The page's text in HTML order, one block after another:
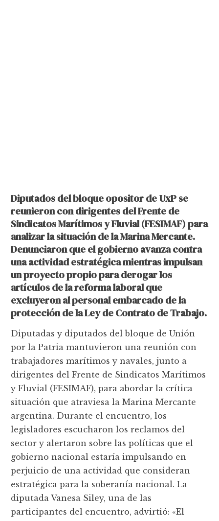
Diputados del bloque opositor de UxP se
reunieron con dirigentes del Frente de
Sindicatos Marítimos y Fluvial (FESIMAF) para
analizar la situación de la Marina Mercante.
Denunciaron que el gobierno avanza contra
una actividad estratégica mientras impulsan
un proyecto propio para derogar los
artículos de la reforma laboral que
excluyeron al personal embarcado de la
protección de la Ley de Contrato de Trabajo.
Diputadas y diputados del bloque de Unión
por la Patria mantuvieron una reunión con
trabajadores marítimos y navales, junto a
dirigentes del Frente de Sindicatos Marítimos
y Fluvial (FESIMAF), para abordar la crítica
situación que atraviesa la Marina Mercante
argentina. Durante el encuentro, los
legisladores escucharon los reclamos del
sector y alertaron sobre las políticas que el
gobierno nacional estaría impulsando en
perjuicio de una actividad que consideran
estratégica para la soberanía nacional. La
diputada Vanesa Siley, una de las
participantes del encuentro, advirtió: «El